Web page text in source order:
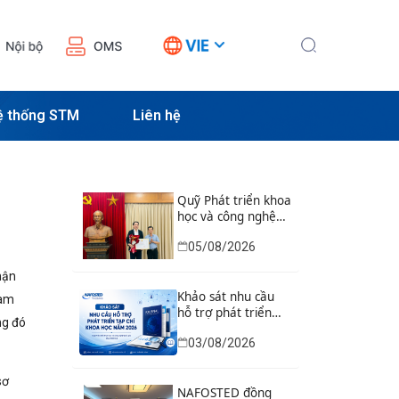
thống STM Liên hệ
đó
Quỹ Phát triển khoa
học và công nghệ
trao Bằng khen của
tập thể, cá nhân có
thành tích xuất sắc
05/08/2026
Khảo sát nhu cầu
hỗ trợ phát triển
năm 2026
03/08/2026
NAFOSTED đồng